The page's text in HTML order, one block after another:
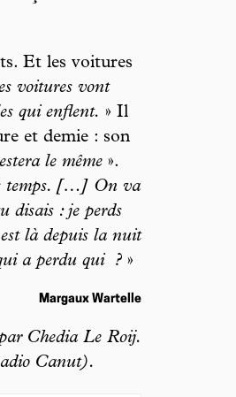
Et les voitures
voitures vont
qui enflent. » Il
et demie : son
le même ».
temps. […] On va
disais : je perds
là depuis la nuit
a perdu qui
? »
Margaux Wartelle
Chedia Le Roij.
Canut).